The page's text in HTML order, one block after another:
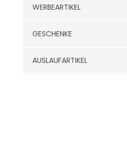
WERBEARTIKEL
GESCHENKE
AUSLAUFARTIKEL